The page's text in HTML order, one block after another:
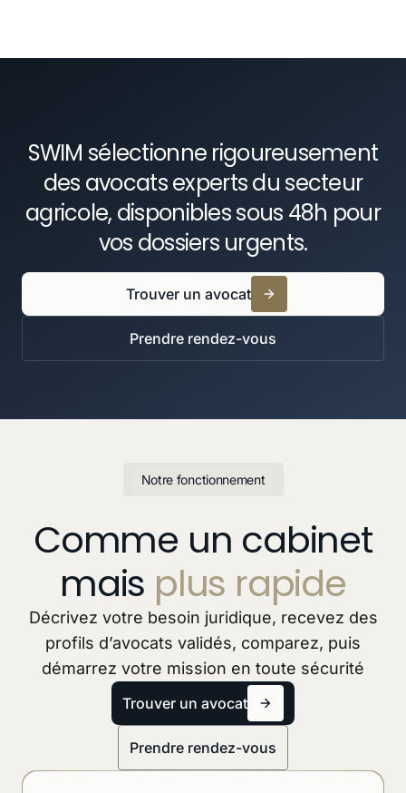
SWIM sélectionne rigoureusement
des avocats experts du secteur
agricole, disponibles sous 48h pour
vos dossiers urgents.
Trouver un avocat
Prendre rendez-vous
Notre fonctionnement
Comme un cabinet
mais plus rapide
Décrivez votre besoin juridique, recevez des
profils d’avocats validés, comparez, puis
démarrez votre mission en toute sécurité
Trouver un avocat
Prendre rendez-vous